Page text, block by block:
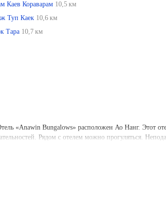
Каев Кораварам 10,5 км
Туп Каек 10,6 км
Тара 10,7 км
«Anawin Bungalows» расположен Ао Нанг. Этот
Рядом с отелем можно прогуляться.